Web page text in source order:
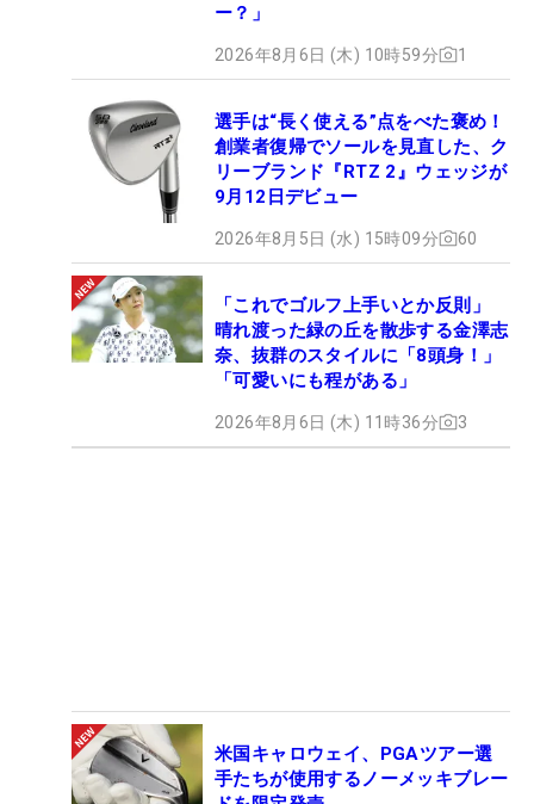
ー？」
2026年8月6日 (木) 10時59分 1
選手は“長く使える”点をべた褒め！
創業者復帰でソールを見直した、ク
リーブランド『RTZ 2』ウェッジが
9月12日デビュー
2026年8月5日 (水) 15時09分 60
「これでゴルフ上手いとか反則」
晴れ渡った緑の丘を散歩する金澤志
奈、抜群のスタイルに「8頭身！」
「可愛いにも程がある」
2026年8月6日 (木) 11時36分 3
米国キャロウェイ、PGAツアー選
手たちが使用するノーメッキブレー